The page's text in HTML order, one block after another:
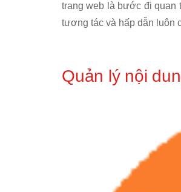
trang web là bước đi quan
tương tác và hấp dẫn luôn
Quản lý nội